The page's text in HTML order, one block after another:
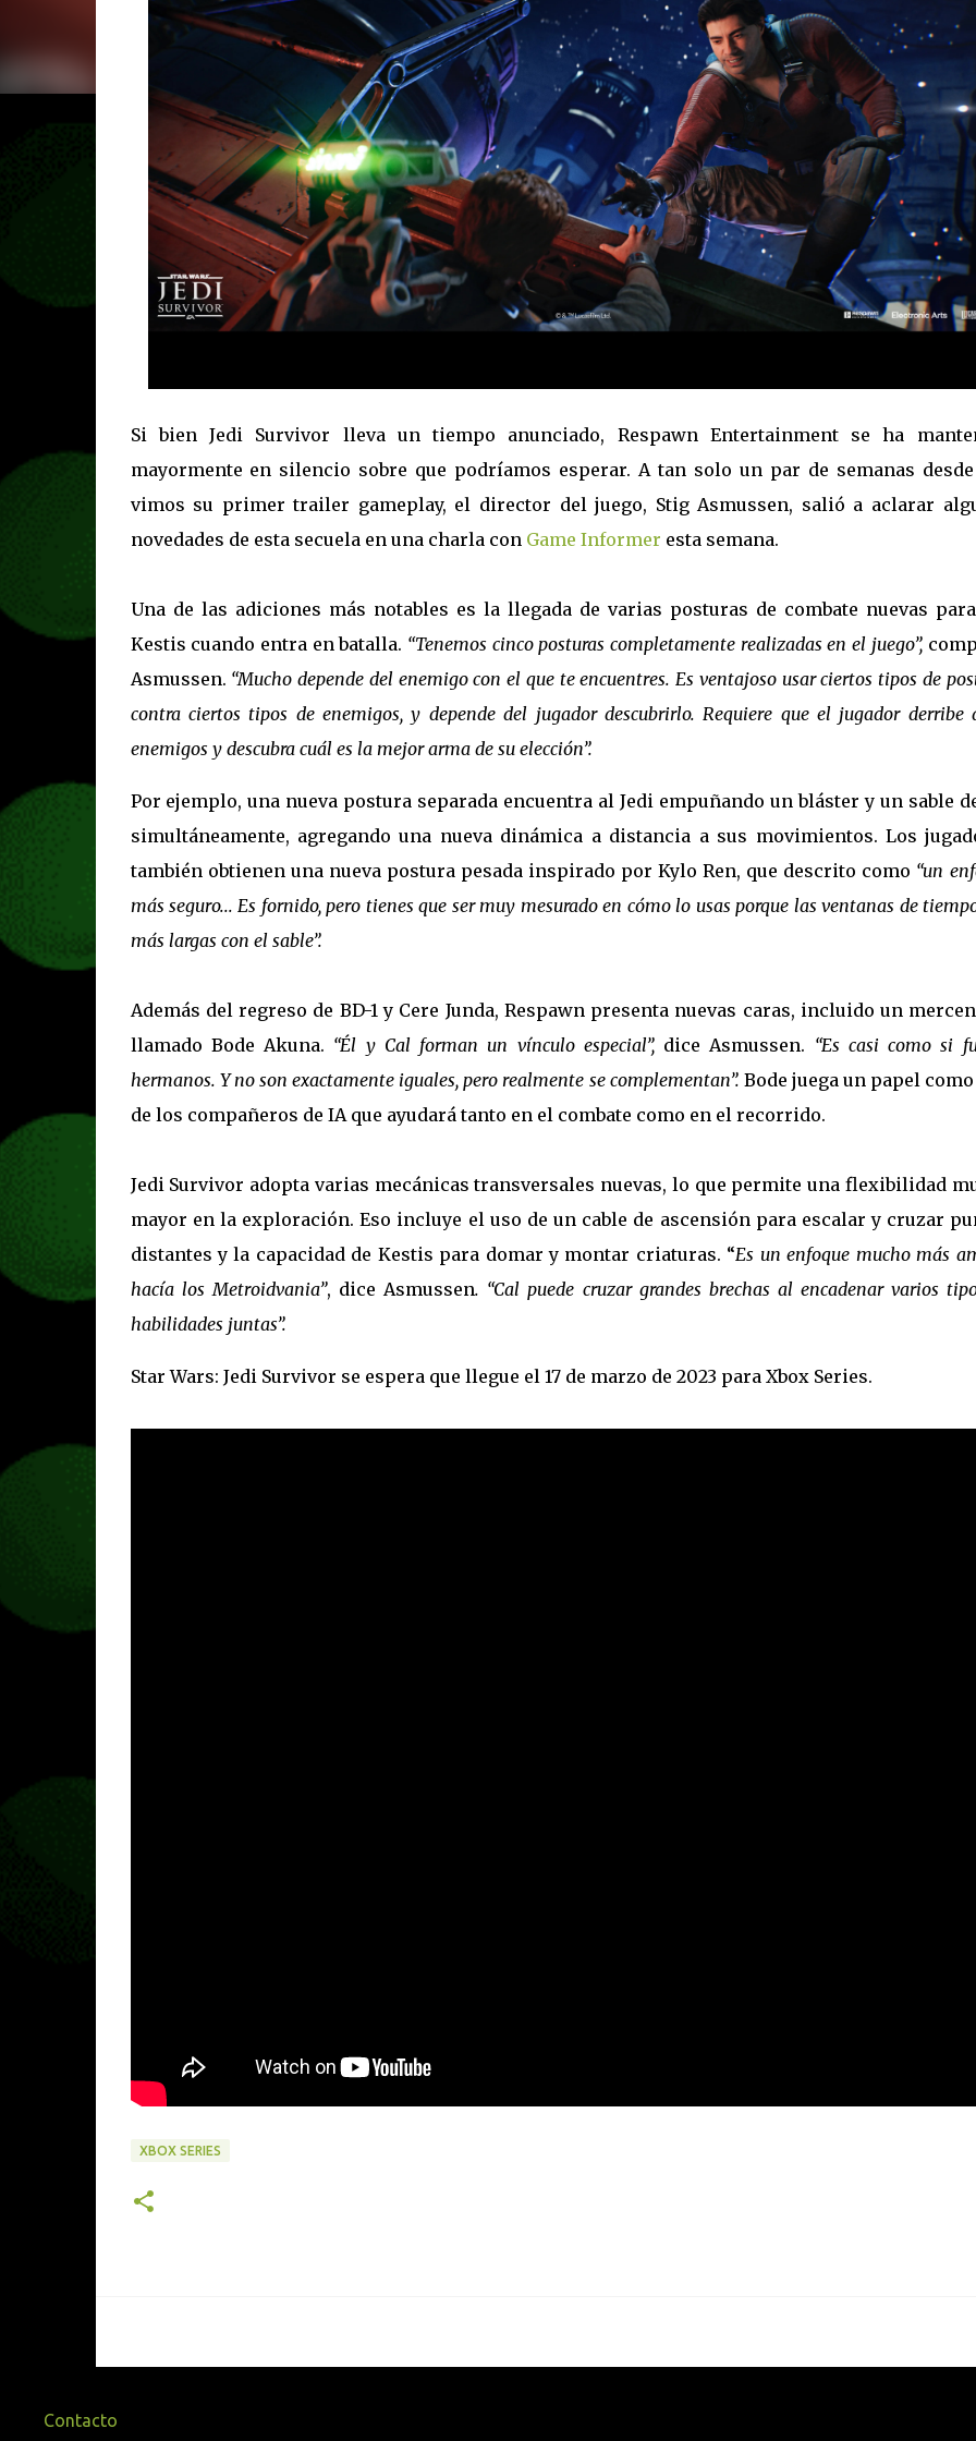
Si bien Jedi Survivor lleva un tiempo anunciado, Respawn Entertainment se ha
mayormente en silencio sobre que podríamos esperar. A tan solo un par de semanas
vimos su primer trailer gameplay, el director del juego, Stig Asmussen, salió a aclarar
novedades de esta secuela en una charla con Game Informer esta semana.
Una de las adiciones más notables es la llegada de varias posturas de combate nuevas
Kestis cuando entra en batalla. “Tenemos cinco posturas completamente realizadas en el juego”,
Asmussen. “Mucho depende del enemigo con el que te encuentres. Es ventajoso usar ciertos tipos de
contra ciertos tipos de enemigos, y depende del jugador descubrirlo. Requiere que el jugador derribe
enemigos y descubra cuál es la mejor arma de su elección”.
Por ejemplo, una nueva postura separada encuentra al Jedi empuñando un bláster y un sable
simultáneamente, agregando una nueva dinámica a distancia a sus movimientos. Los
también obtienen una nueva postura pesada inspirado por Kylo Ren, que descrito como “un
más seguro... Es fornido, pero tienes que ser muy mesurado en cómo lo usas porque las ventanas de
más largas con el sable”.
Además del regreso de BD-1 y Cere Junda, Respawn presenta nuevas caras, incluido un
llamado Bode Akuna. “Él y Cal forman un vínculo especial”,dice Asmussen. “Es casi como si
hermanos. Y no son exactamente iguales, pero realmente se complementan”. Bode juega un papel
de los compañeros de IA que ayudará tanto en el combate como en el recorrido.
Jedi Survivor adopta varias mecánicas transversales nuevas, lo que permite una flexibilidad
mayor en la exploración. Eso incluye el uso de un cable de ascensión para escalar y cruzar
distantes y la capacidad de Kestis para domar y montar criaturas. “Es un enfoque mucho más
hacía los Metroidvania”, dice Asmussen. “Cal puede cruzar grandes brechas al encadenar varios
habilidades juntas”.
Star Wars: Jedi Survivor se espera que llegue el 17 de marzo de 2023 para Xbox Series.
XBOX SERIES
Contacto